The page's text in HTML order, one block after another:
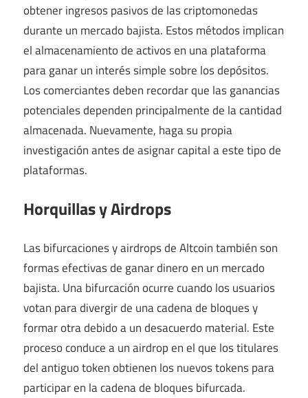
obtener ingresos pasivos de las criptomonedas
durante un mercado bajista. Estos métodos implican
el almacenamiento de activos en una plataforma
para ganar un interés simple sobre los depósitos.
Los comerciantes deben recordar que las ganancias
potenciales dependen principalmente de la cantidad
almacenada. Nuevamente, haga su propia
investigación antes de asignar capital a este tipo de
plataformas.
Horquillas y Airdrops
Las bifurcaciones y airdrops de Altcoin también son
formas efectivas de ganar dinero en un mercado
bajista. Una bifurcación ocurre cuando los usuarios
votan para divergir de una cadena de bloques y
formar otra debido a un desacuerdo material. Este
proceso conduce a un airdrop en el que los titulares
del antiguo token obtienen los nuevos tokens para
participar en la cadena de bloques bifurcada.